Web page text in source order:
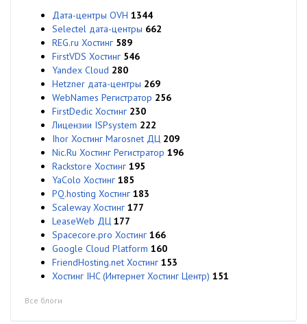
Дата-центры OVH 1344
Selectel дата-центры 662
REG.ru Хостинг 589
FirstVDS Хостинг 546
Yandex Cloud 280
Hetzner дата-центры 269
WebNames Регистратор 256
FirstDedic Хостинг 230
Лицензии ISPsystem 222
Ihor Хостинг Marosnet ДЦ 209
Nic.Ru Хостинг Регистратор 196
Rackstore Хостинг 195
YaColo Хостинг 185
PQ.hosting Хостинг 183
Scaleway Хостинг 177
LeaseWeb ДЦ 177
Spacecore.pro Хостинг 166
Google Cloud Platform 160
FriendHosting.net Хостинг 153
Хостинг IHC (Интернет Хостинг Центр) 151
Все блоги